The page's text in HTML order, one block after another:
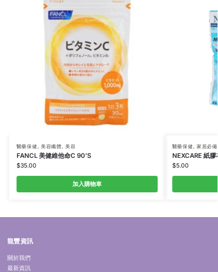
醫藥保健, 美容纖體,美容
FANCL 美健維他命C 90’S
$35.00
加入購物車
醫藥保健, 家居必備
NEXCARE 紙
$5.00
龍豐資訊
關於我們
最新資訊